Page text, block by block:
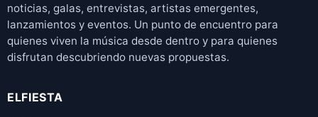
noticias, galas, entrevistas, artistas emergentes,
lanzamientos y eventos. Un punto de encuentro para
quienes viven la música desde dentro y para quienes
disfrutan descubriendo nuevas propuestas.
ELFIESTA